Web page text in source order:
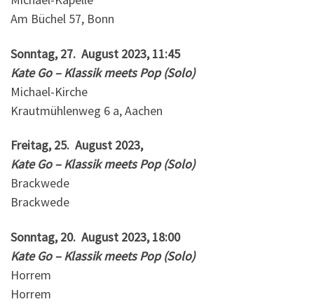
Am Büchel 57, Bonn
Sonntag, 27. August 2023, 11:45
Kate Go – Klassik meets Pop (Solo)
Michael-Kirche
Krautmühlenweg 6 a, Aachen
Freitag, 25. August 2023,
Kate Go – Klassik meets Pop (Solo)
Brackwede
Brackwede
Sonntag, 20. August 2023, 18:00
Kate Go – Klassik meets Pop (Solo)
Horrem
Horrem